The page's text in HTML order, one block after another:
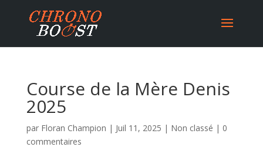
Course de la Mère Denis
2025
par Floran Champion | Juil 11, 2025 | Non classé | 0
commentaires